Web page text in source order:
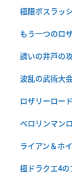
極限ボスラッ
もう一つのロ
誘いの井戸の
波乱の武術大
ロザリーロー
ベロリンマン
ライアン＆ホ
極ドラクエ4